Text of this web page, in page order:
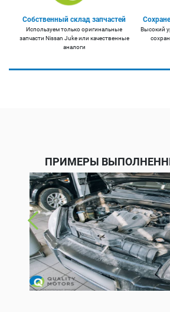
Собственный склад запчастей
Используем только оригинальные
запчасти Nissan Juke или качественные
аналоги
Высокий
ПРИМЕРЫ